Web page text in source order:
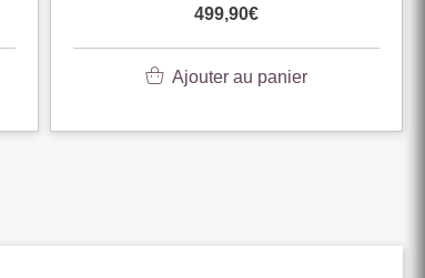
499,90€
Ajouter au panier